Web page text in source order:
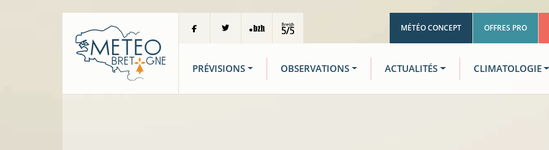
MÉTÉO CONCEPT OFFRES PRO
PRÉVISIONS OBSERVATIONS ACTUALITÉS CLIMATOLOGIE